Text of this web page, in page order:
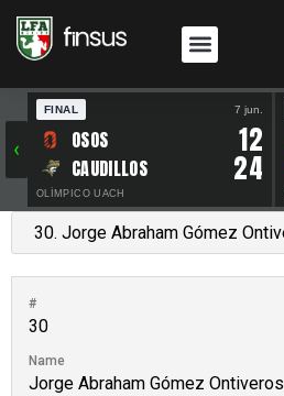
‹
FINAL 7 jun.
OSOS 12
CAUDILLOS 24
OLÍMPICO UACH
#
30
Name
Jorge Abraham Gómez Ontiveros